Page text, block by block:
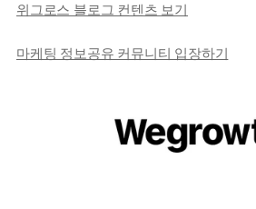
위그로스 블로그 컨텐츠 보기
마케팅 정보공유 커뮤니티 입장하기